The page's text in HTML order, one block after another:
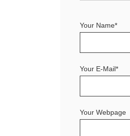
Your Name*
Your E-Mail*
Your Webpage